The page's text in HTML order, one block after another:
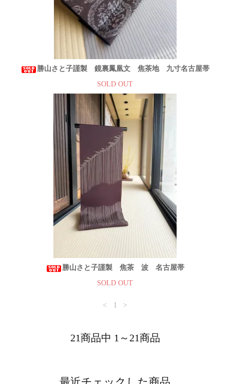
勝山さと子謹製 鏡裏鳳凰文 焦茶地 九寸名古屋帯
SOLD OUT
勝山さと子謹製 焦茶 波 名古屋帯
SOLD OUT
< 1 >
21商品中 1～21商品